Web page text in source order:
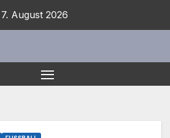
7. August 2026